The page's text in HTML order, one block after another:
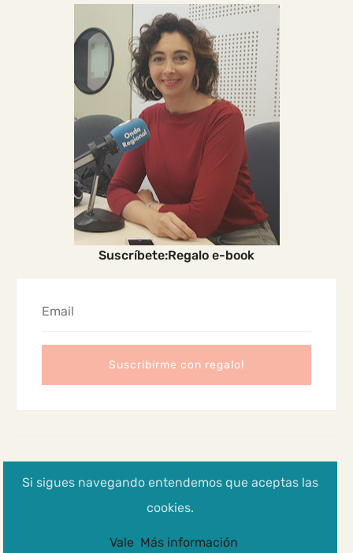
Suscríbete:Regalo e-book
Aviso legal, Política de privacidad y cookies
Si sigues navegando entendemos que aceptas las
cookies.
Vale Más información